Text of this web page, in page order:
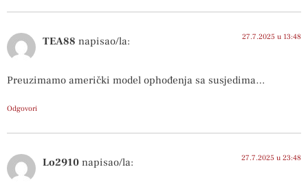
TEA88 napisao/la: 27.7.2025 u 13:48
Preuzimamo američki model ophođenja sa susjedima…
Odgovori
Lo2910 napisao/la: 27.7.2025 u 23:48